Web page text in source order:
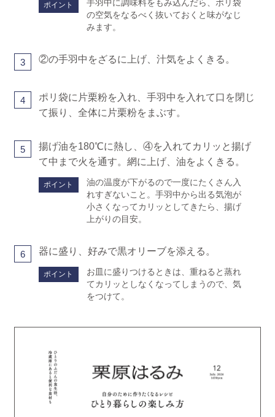
ポイント
手羽中に調味料をもみ込んだら、ポリ袋
の空気をなるべく抜いておくと味がなじ
みます。
3 ②の手羽中をざるに上げ、汁気をよくきる。
4
ポリ袋に片栗粉を入れ、手羽中を入れて口を閉じ
て振り、全体に片栗粉をまぶす。
5
揚げ油を180℃に熱し、④を入れてカリッと揚げ
て中まで火を通す。網に上げ、油をよくきる。
ポイント
油の温度が下がるので一度にたくさん入
れすぎないこと。手羽中から出る気泡が
小さくなってカリッとしてきたら、揚げ
上がりの目安。
6 器に盛り、好みで黒オリーブを添える。
ポイント
お皿に盛りつけるときは、重ねると蒸れ
てカリッとしなくなってしまうので、気
をつけて。